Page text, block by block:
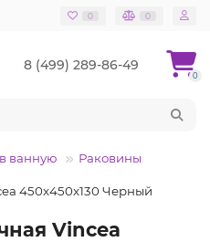
0 0
8 (499) 289-86-49
0
ванную
Раковины
450x450x130 Черный
Vincea